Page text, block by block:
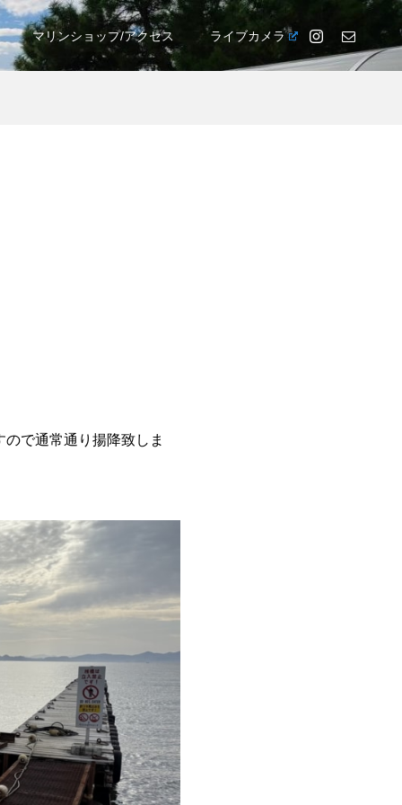
マリンショップ/アクセス ライブカメラ
で通常通り揚降致しま